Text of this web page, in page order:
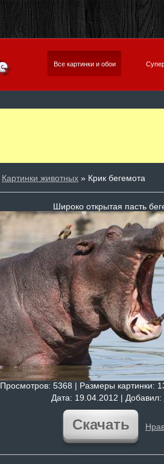
Все картинки и обои
Картинки животных » Крик бегемота
Широко открытая пасть
Просмотров: 5368 | Размеры картинки:
Дата: 19.04.2012 | Добавил:
Скачать